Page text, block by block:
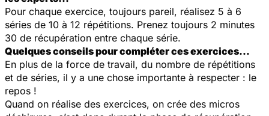
Pour chaque exercice, toujours pareil, réalisez 5 à 6
séries de 10 à 12 répétitions. Prenez toujours 2 minutes
30 de récupération entre chaque série.
Quelques conseils pour compléter ces exercices…
En plus de la force de travail, du nombre de répétitions
et de séries, il y a une chose importante à respecter : le
repos !
Quand on réalise des exercices, on crée des micros